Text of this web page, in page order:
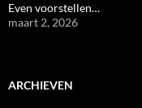
Even voorstellen…
maart 2, 2026
ARCHIEVEN